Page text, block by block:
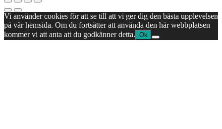
Vi använder cookies för att se till att vi ger dig den bästa upplevelsen
på vår hemsida. Om du fortsätter att använda den här webbplatsen
kommer vi att anta att du godkänner detta. Ok